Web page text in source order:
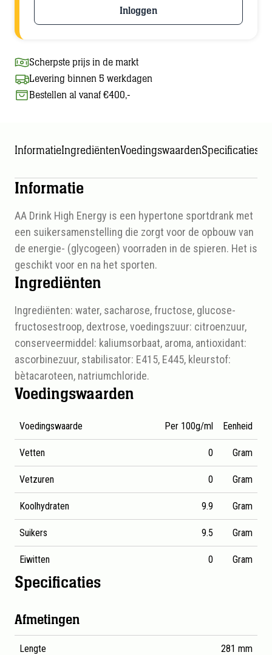
Inloggen
Scherpste prijs in de markt
Levering binnen 5 werkdagen
Bestellen al vanaf €400,-
InformatieIngrediëntenVoedingswaardenSpecificaties
Informatie
AA Drink High Energy is een hypertone sportdrank met
een suikersamenstelling die zorgt voor de opbouw van
de energie- (glycogeen) voorraden in de spieren. Het is
geschikt voor en na het sporten.
Ingrediënten
Ingrediënten: water, sacharose, fructose, glucose-
fructosestroop, dextrose, voedingszuur: citroenzuur,
conserveermiddel: kaliumsorbaat, aroma, antioxidant:
ascorbinezuur, stabilisator: E415, E445, kleurstof:
bètacaroteen, natriumchloride.
Voedingswaarden
Voedingswaarde Per 100g/ml Eenheid
Vetten 0 Gram
Vetzuren 0 Gram
Koolhydraten 9.9 Gram
Suikers 9.5 Gram
Eiwitten 0 Gram
Specificaties
Afmetingen
Lengte 281 mm